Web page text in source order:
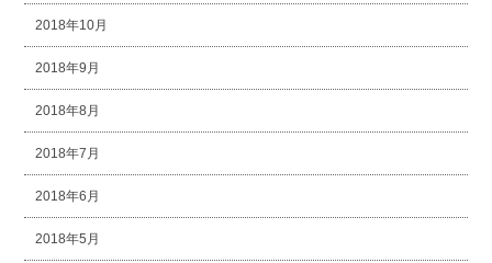
2018年10月
2018年9月
2018年8月
2018年7月
2018年6月
2018年5月